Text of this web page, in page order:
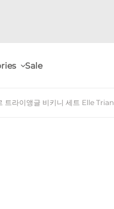
Sale
트라이앵글 비키니 세트 Elle